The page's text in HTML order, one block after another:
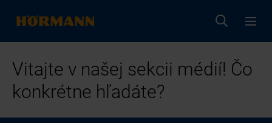
Vitajte v našej sekcii médií! Čo
konkrétne hľadáte?